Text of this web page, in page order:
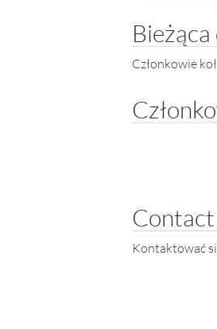
Bieżąca
Członkowie
Contact
Kontaktować